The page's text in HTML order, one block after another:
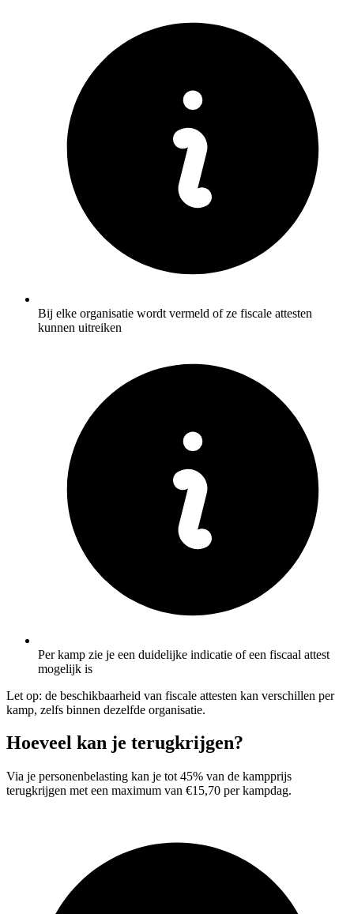
Bij elke organisatie wordt vermeld of ze fiscale attesten
kunnen uitreiken
Per kamp zie je een duidelijke indicatie of een fiscaal attest
mogelijk is
Let op: de beschikbaarheid van fiscale attesten kan verschillen per
kamp, zelfs binnen dezelfde organisatie.
Hoeveel kan je terugkrijgen?
Via je personenbelasting kan je tot 45% van de kampprijs
terugkrijgen met een maximum van €15,70 per kampdag.